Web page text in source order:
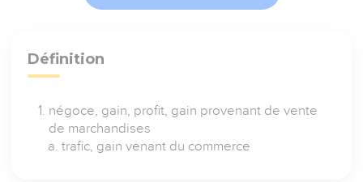
Définition
négoce, gain, profit, gain provenant de vente
de marchandises
trafic, gain venant du commerce